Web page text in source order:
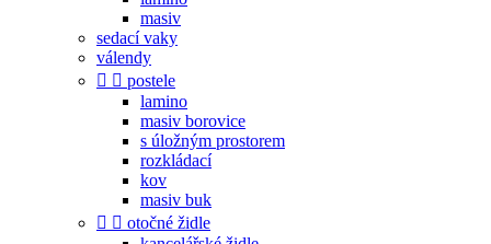
masiv
sedací vaky
válendy
  postele
lamino
masiv borovice
s úložným prostorem
rozkládací
kov
masiv buk
  otočné židle